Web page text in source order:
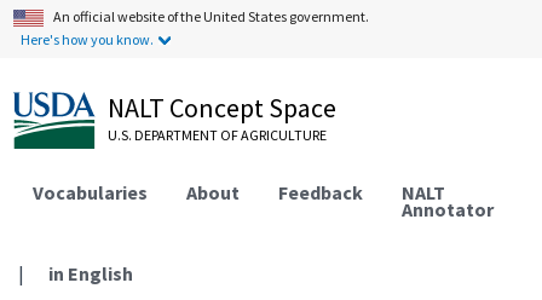
An official website of the United States government.
Here's how you know.
NALT Concept Space
U.S. DEPARTMENT OF AGRICULTURE
Vocabularies About Feedback NALT
Annotator
| in English